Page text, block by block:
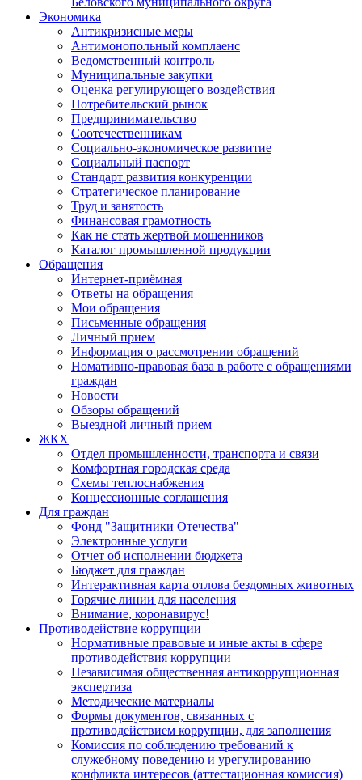
Экономика
Антикризисные меры
Антимонопольный комплаенс
Ведомственный контроль
Муниципальные закупки
Оценка регулирующего воздействия
Потребительский рынок
Предпринимательство
Соотечественникам
Социально-экономическое развитие
Социальный паспорт
Стандарт развития конкуренции
Стратегическое планирование
Труд и занятость
Финансовая грамотность
Как не стать жертвой мошенников
Каталог промышленной продукции
Обращения
Интернет-приёмная
Ответы на обращения
Мои обращения
Письменные обращения
Личный прием
Информация о рассмотрении обращений
Номативно-правовая база в работе с обращениями
граждан
Новости
Обзоры обращений
Выездной личный прием
ЖКХ
Отдел промышленности, транспорта и связи
Комфортная городская среда
Схемы теплоснабжения
Концессионные соглашения
Для граждан
Фонд "Защитники Отечества"
Электронные услуги
Отчет об исполнении бюджета
Бюджет для граждан
Интерактивная карта отлова бездомных животных
Горячие линии для населения
Внимание, коронавирус!
Противодействие коррупции
Нормативные правовые и иные акты в сфере
противодействия коррупции
Независимая общественная антикоррупционная
экспертиза
Методические материалы
Формы документов, связанных с
противодействием коррупции, для заполнения
Комиссия по соблюдению требований к
служебному поведению и урегулированию
конфликта интересов (аттестационная комиссия)